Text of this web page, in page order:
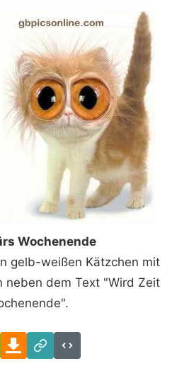
Wochenende
gelb-weißen Kätzchen mit
neben dem Text "Wird Zeit
WhatsAppDownload
Link
Code